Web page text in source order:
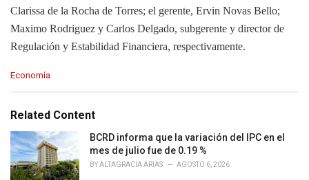
Clarissa de la Rocha de Torres; el gerente, Ervin Novas Bello;
Maximo Rodriguez y Carlos Delgado, subgerente y director de
Regulación y Estabilidad Financiera, respectivamente.
C
e
o
r
i
e
Economía
Related Content
BCRD informa que la variación del IPC en el
mes de julio fue de 0.19 %
BYALTAGRACIA ARIAS AGOSTO 6, 2026